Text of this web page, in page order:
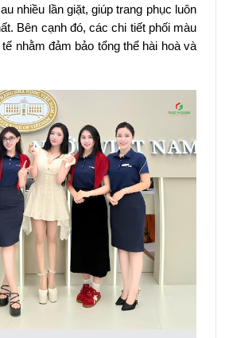
nhiều lần giặt, giúp trang phục luôn
Bên cạnh đó, các chi tiết phối màu
nhằm đảm bảo tổng thể hài hoà và